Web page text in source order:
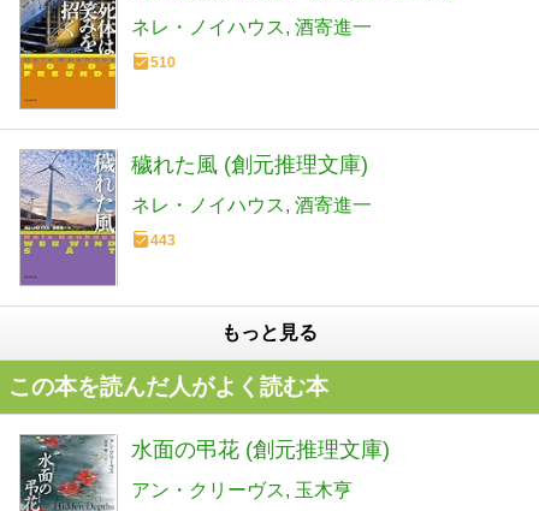
ネレ・ノイハウス 酒寄進一
510
穢れた風 (創元推理文庫)
ネレ・ノイハウス 酒寄進一
443
もっと見る
この本を読んだ人がよく読む本
水面の弔花 (創元推理文庫)
アン・クリーヴス 玉木亨